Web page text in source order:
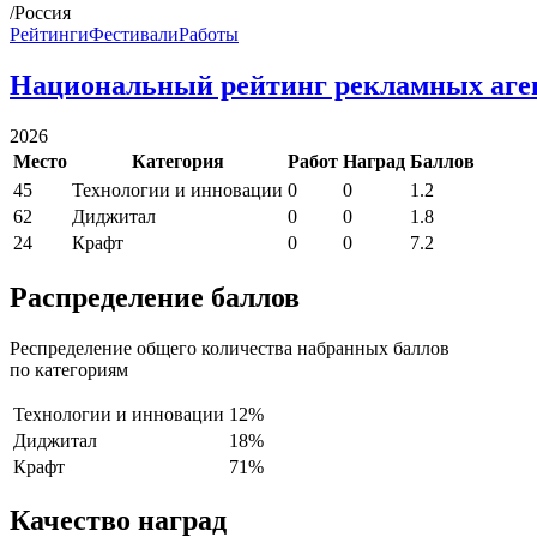
/Россия
РейтингиФестивалиРаботы
Национальный рейтинг рекламных
2026
Место
Категория Работ Наград Баллов
45
Технологии и инновации 0 0
1.2
62
Диджитал 0 0
1.8
24
Крафт 0 0 7.2
Распределение баллов
Респределение общего количества набранных баллов
по категориям
Технологии и инновации 12%
Диджитал
18%
Крафт
71%
Качество наград